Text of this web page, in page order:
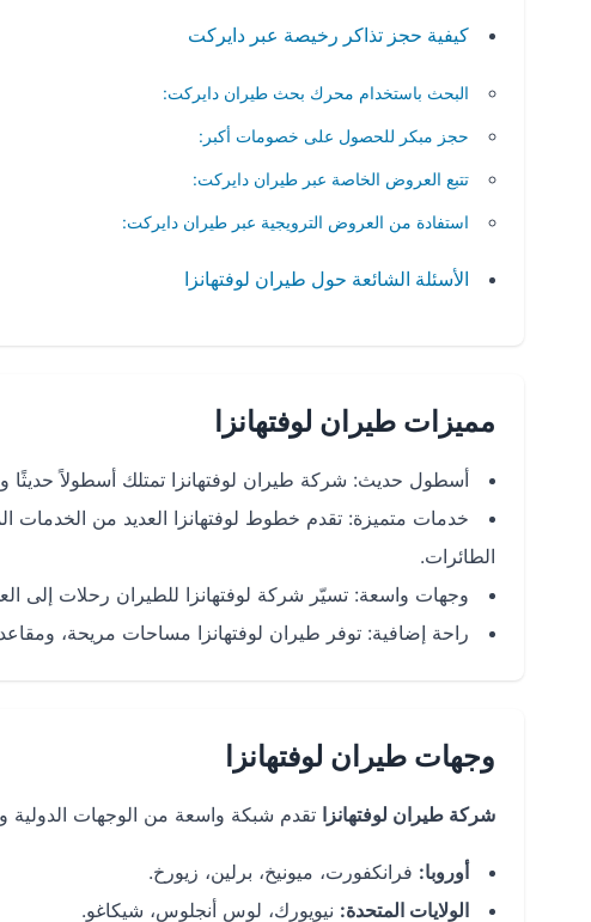
كيفية حجز تذاكر رخيصة عبر دايركت
البحث باستخدام محرك بحث طيران دايركت:
حجز مبكر للحصول على خصومات أكبر:
تتبع العروض الخاصة عبر طيران دايركت:
استفادة من العروض الترويجية عبر طيران دايركت:
الأسئلة الشائعة حول طيران لوفتهانزا
مميزات طيران لوفتهانزا
أسطول حديث: شركة طيران لوفتهانزا تمتلك أسطولاً حديثًا
خدمات متميزة: تقدم خطوط لوفتهانزا العديد من الخدمات
الطائرات.
وجهات واسعة: تسيّر شركة لوفتهانزا للطيران رحلات إلى
راحة إضافية: توفر طيران لوفتهانزا مساحات مريحة،
وجهات طيران لوفتهانزا
شركة طيران لوفتهانزا تقدم شبكة واسعة من الوجهات الدولية
أوروبا: فرانكفورت، ميونيخ، برلين، زيورخ.
الولايات المتحدة: نيويورك، لوس أنجلوس، شيكاغو.